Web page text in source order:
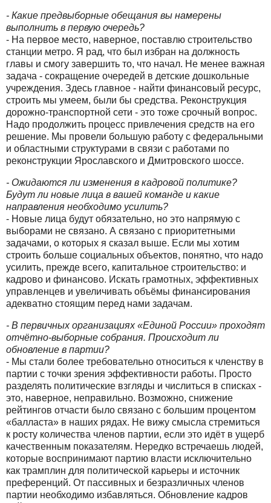
- Какие предвыборные обещания вы намерены
выполнить в первую очередь?
- На первое место, наверное, поставлю строительство
станции метро. Я рад, что был избран на должность
главы и смогу завершить то, что начал. Не менее важная
задача - сокращение очередей в детские дошкольные
учреждения. Здесь главное - найти финансовый ресурс,
строить мы умеем, были бы средства. Реконструкция
дорожно-транспортной сети - это тоже срочный вопрос.
Надо продолжить процесс привлечения средств на его
решение. Мы провели большую работу с федеральными
и областными структурами в связи с работами по
реконструкции Ярославского и Дмитровского шоссе.
- Ожидаются ли изменения в кадровой политике?
Будут ли новые лица в вашей команде и какие
направления необходимо усилить?
- Новые лица будут обязательно, но это напрямую с
выборами не связано. А связано с приоритетными
задачами, о которых я сказал выше. Если мы хотим
строить больше социальных объектов, понятно, что надо
усилить, прежде всего, капитальное строительство: и
кадрово и финансово. Искать грамотных, эффективных
управленцев и увеличивать объёмы финансирования
адекватно стоящим перед нами задачам.
- В первичных организациях «Единой России» проходят
отчётно-выборные собрания. Происходит ли
обновление в партии?
- Мы стали более требовательно относиться к членству в
партии с точки зрения эффективности работы. Просто
разделять политические взгляды и числиться в списках -
это, наверное, неправильно. Возможно, снижение
рейтингов отчасти было связано с большим процентом
«балласта» в наших рядах. Не вижу смысла стремиться
к росту количества членов партии, если это идёт в ущерб
качественным показателям. Нередко встречаешь людей,
которые воспринимают партию власти исключительно
как трамплин для политической карьеры и источник
преференций. От пассивных и безразличных членов
партии необходимо избавляться. Обновление кадров